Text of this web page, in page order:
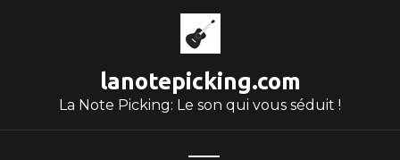
lanotepicking.com
La Note Picking: Le son qui vous séduit !